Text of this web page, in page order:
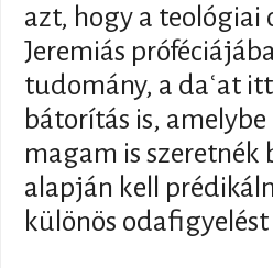
azt, hogy a teológiai
Jeremiás
tudomány, a daʿat
bátorítás is,
magam is szeretnék
alapján kell
különös